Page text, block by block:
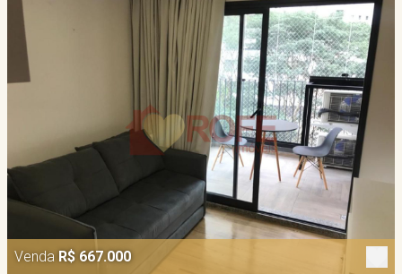
Venda R$ 667.000